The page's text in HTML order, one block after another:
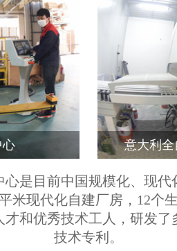
心 意大利
心是目前中国规模化、现代
米现代化自建厂房，12个
才和优秀技术工人，研发了
技术专利。